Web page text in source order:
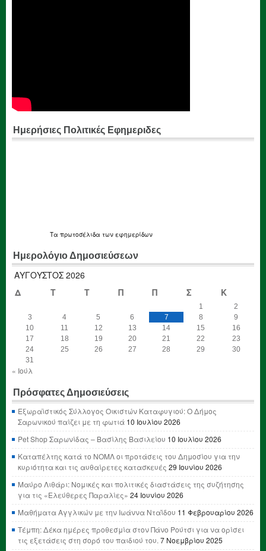
Ημερήσιες Πολιτικές Εφημεριδες
Τα πρωτοσέλιδα των εφημερίδων
Ημερολόγιο Δημοσιεύσεων
ΑΎΓΟΥΣΤΟΣ 2026
Δ
Τ Τ Π Π Σ Κ
1
2
3
4 5 6 7 8
9
10
11 12 13 14 15
16
17
18 19 20 21 22
23
24
25 26 27 28 29
30
31
« Ιούλ
Πρόσφατες Δημοσιεύσεις
Εξωραϊστικός Σύλλογος Οικιστών Καταφυγιού: Ο Δήμος
Σαρωνικού παίζει με τη φωτιά 10 Ιουλίου 2026
Pet Shop Σαρωνίδας – Βασίλης Βασιλείου 10 Ιουλίου 2026
Καταπέλτης κατά το ΝΟΜΛ οι προτάσεις του Δημοσίου για την
κυριότητα και τις αυθαίρετες κατασκευές 29 Ιουνίου 2026
Μαύρο Λιθάρι: Νομικές και πολιτικές διαστάσεις της συζήτησης
για τις «Ελεύθερες Παραλίες» 24 Ιουνίου 2026
Μαθήματα Αγγλικών με την Ιωάννα Νταΐδου 11 Φεβρουαρίου 2026
Τέμπη: Δέκα ημέρες προθεσμία στον Πάνο Ρούτσι για να ορίσει
τις εξετάσεις στη σορό του παιδιού του. 7 Νοεμβρίου 2025